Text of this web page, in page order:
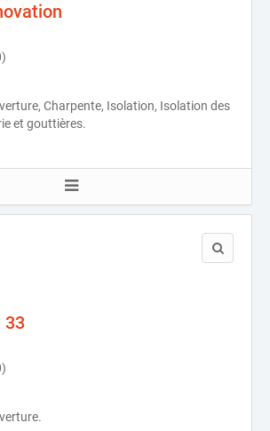
Charpente, Isolation, Isolation des
et gouttières.
33